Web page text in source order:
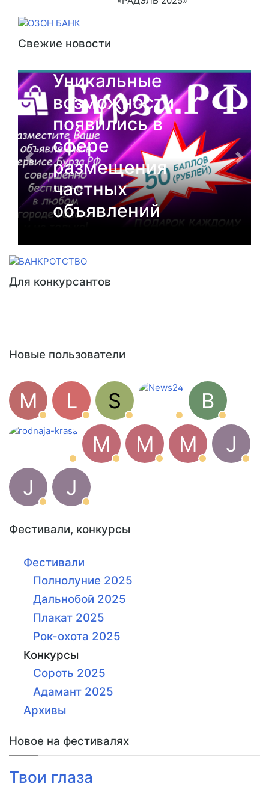
Свежие новости
От партнеров
Уникальные
возможности
появились в
сфере
размещения
частных
объявлений
Для конкурсантов
Новые пользователи
M L S
B
M
M M
J
J
J
Фестивали, конкурсы
Фестивали
Полнолуние 2025
Дальнобой 2025
Плакат 2025
Рок-охота 2025
Конкурсы
Сороть 2025
Адамант 2025
Архивы
Новое на фестивалях
Твои глаза